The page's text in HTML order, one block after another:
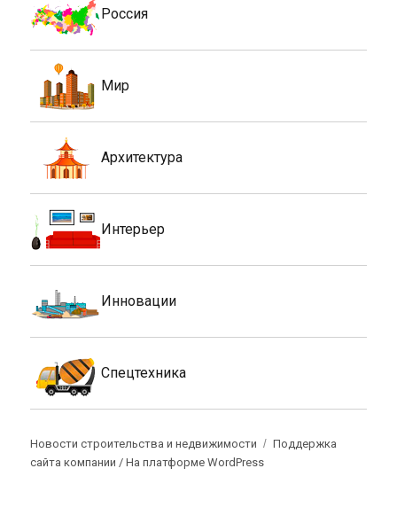
Россия
Мир
Архитектура
Интерьер
Инновации
Спецтехника
Новости строительства и недвижимости
Поддержка
сайта компании /На платформе WordPress